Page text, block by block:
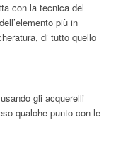
con la tecnica del
più in
di tutto quello
gli acquerelli
qualche punto con le